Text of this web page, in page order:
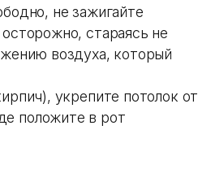
не зажигайте
стараясь не
воздуха, который
укрепите потолок от
положите в рот